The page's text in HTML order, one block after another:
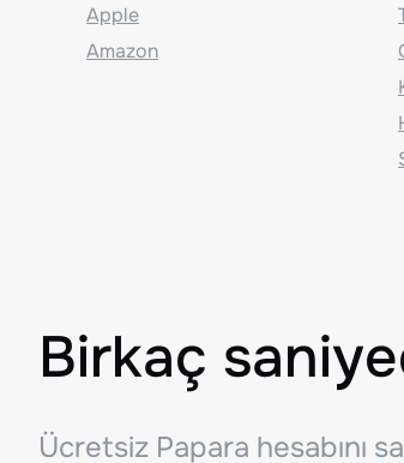
Apple
Amazon
Birkaç
Ücretsiz Papara hesabını